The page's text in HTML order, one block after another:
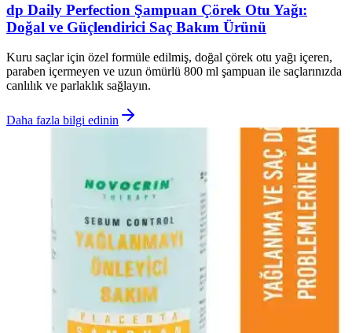
dp Daily Perfection Şampuan Çörek Otu Yağı:
Doğal ve Güçlendirici Saç Bakım Ürünü
Kuru saçlar için özel formüle edilmiş, doğal çörek otu yağı içeren,
paraben içermeyen ve uzun ömürlü 800 ml şampuan ile saçlarınızda
canlılık ve parlaklık sağlayın.
Daha fazla bilgi edinin